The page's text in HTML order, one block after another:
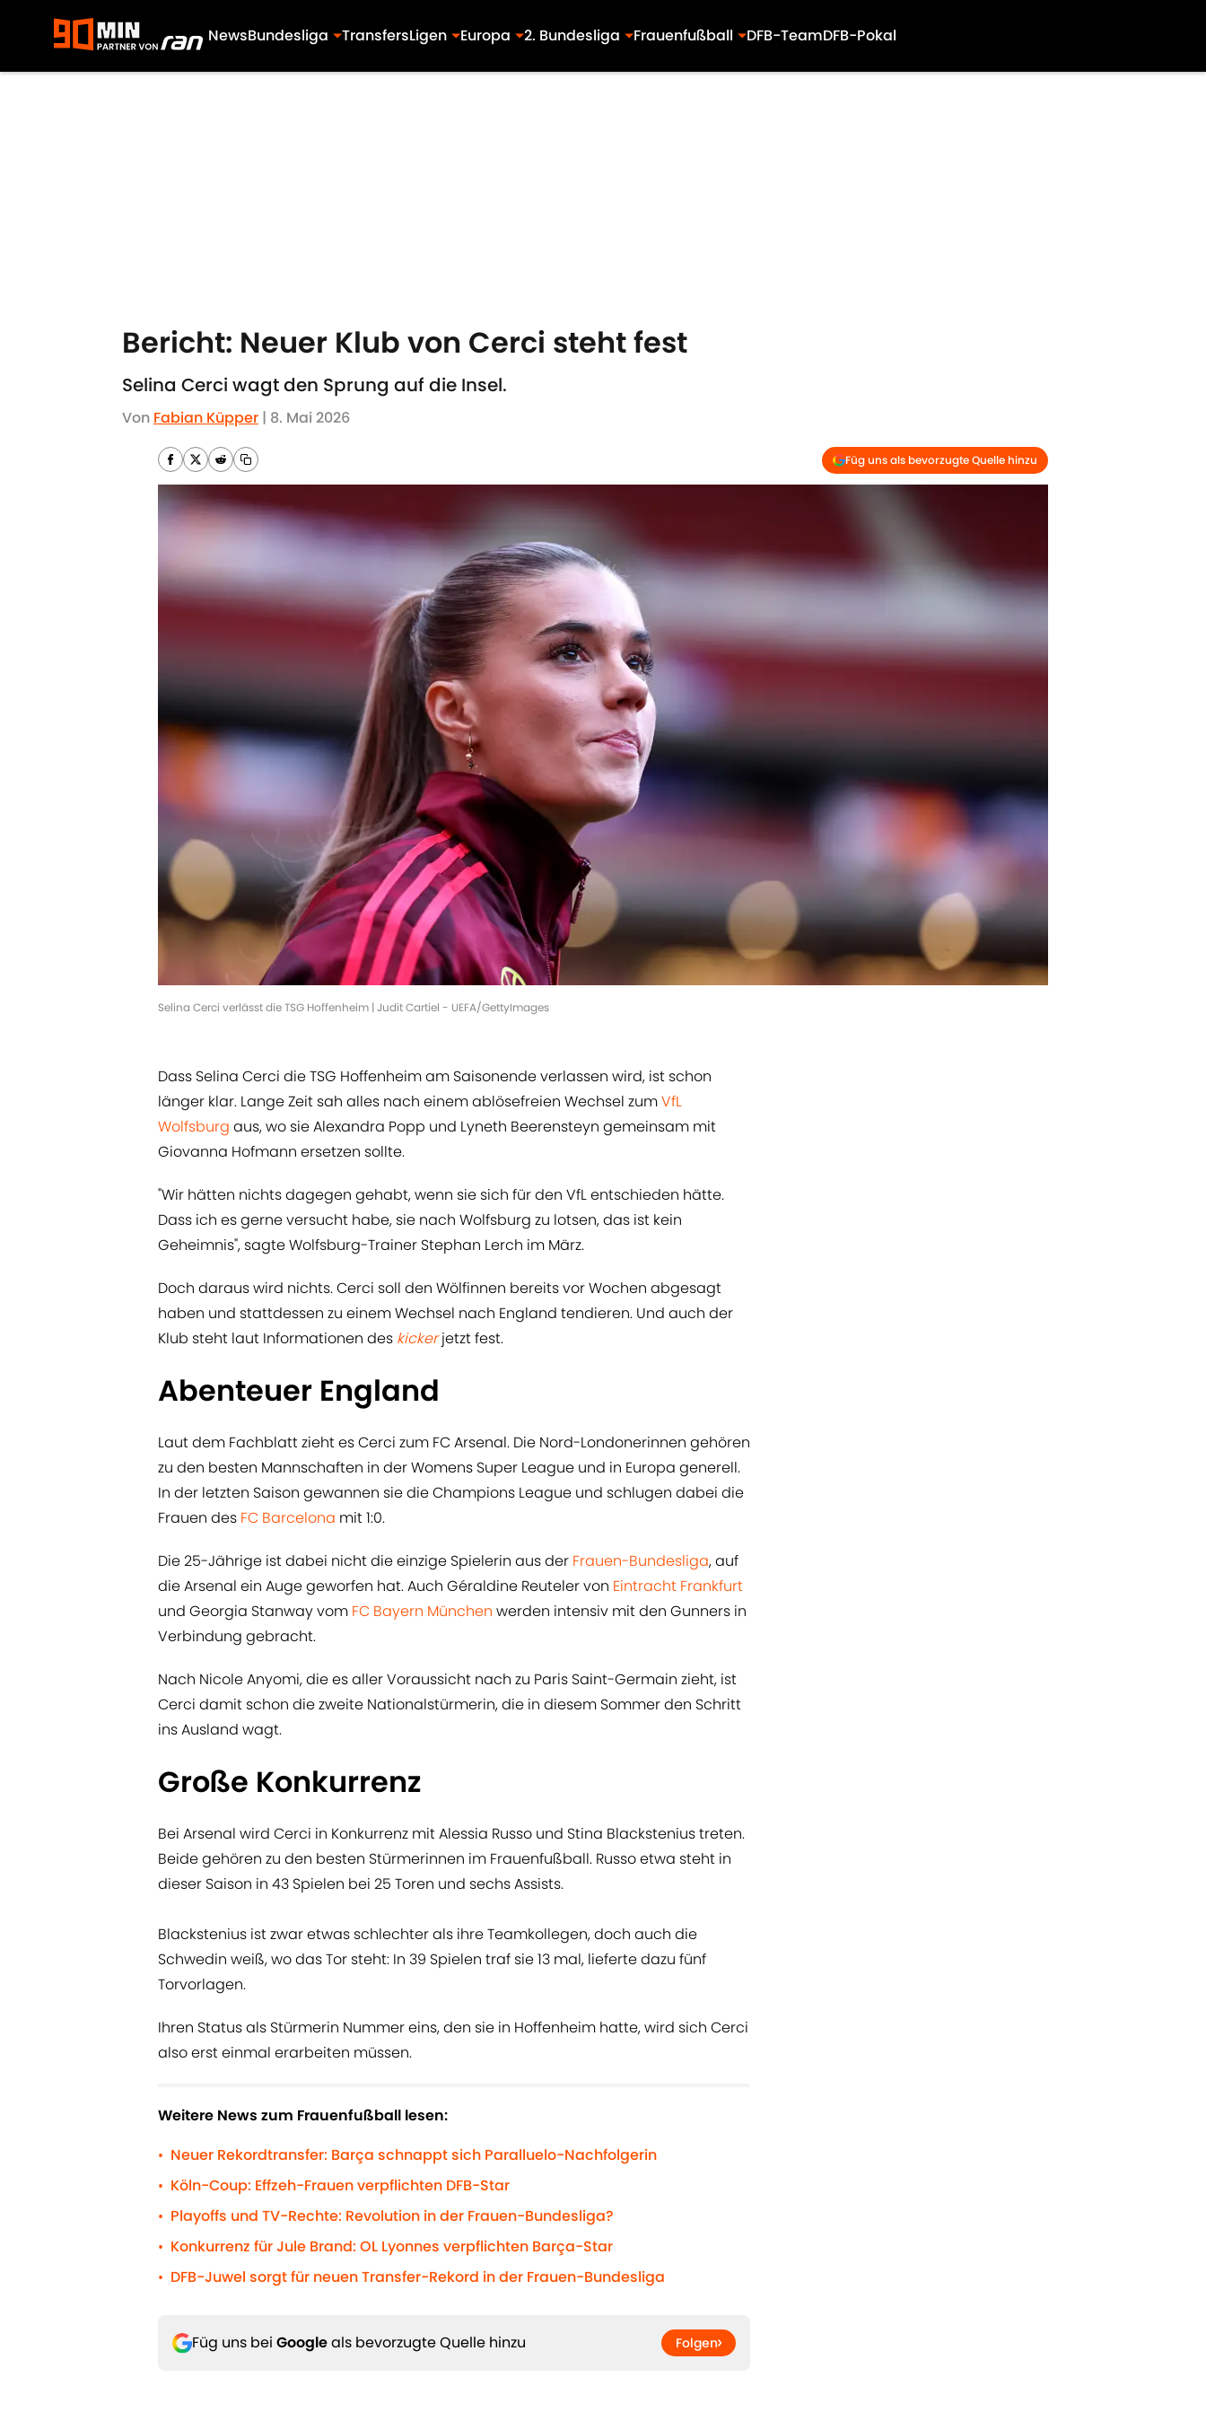
NewsBundesliga TransfersLigen Europa 2. Bundesliga Frauenfußball DFB-TeamDFB-Pokal
Bericht: Neuer Klub von Cerci steht fest
Selina Cerci wagt den Sprung auf die Insel.
Von Fabian Küpper | 8. Mai 2026
Füg uns als bevorzugte Quelle hinzu
Selina Cerci verlässt die TSG Hoffenheim | Judit Cartiel - UEFA/GettyImages
Dass Selina Cerci die TSG Hoffenheim am Saisonende verlassen wird, ist schon
länger klar. Lange Zeit sah alles nach einem ablösefreien Wechsel zumVfL
Wolfsburg aus, wo sie Alexandra Popp und Lyneth Beerensteyn gemeinsam mit
Giovanna Hofmann ersetzen sollte.
"Wir hätten nichts dagegen gehabt, wenn sie sich für den VfL entschieden hätte.
Dass ich es gerne versucht habe, sie nach Wolfsburg zu lotsen, das ist kein
Geheimnis", sagte Wolfsburg-Trainer Stephan Lerch im März.
Doch daraus wird nichts. Cerci soll den Wölfinnen bereits vor Wochen abgesagt
haben und stattdessen zu einem Wechsel nach England tendieren. Und auch der
Klub steht laut Informationen des kickerjetzt fest.
Abenteuer England
Laut dem Fachblatt zieht es Cerci zum FC Arsenal. Die Nord-Londonerinnen gehören
zu den besten Mannschaften in der Womens Super League und in Europa generell.
In der letzten Saison gewannen sie die Champions League und schlugen dabei die
Frauen des FC Barcelona mit 1:0.
Die 25-Jährige ist dabei nicht die einzige Spielerin aus der Frauen-Bundesliga, auf
die Arsenal ein Auge geworfen hat. Auch Géraldine Reuteler von Eintracht Frankfurt
und Georgia Stanway vom FC Bayern München werden intensiv mit den Gunners in
Verbindung gebracht.
Nach Nicole Anyomi, die es aller Voraussicht nach zu Paris Saint-Germain zieht, ist
Cerci damit schon die zweite Nationalstürmerin, die in diesem Sommer den Schritt
ins Ausland wagt.
Große Konkurrenz
Bei Arsenal wird Cerci in Konkurrenz mit Alessia Russo und Stina Blackstenius treten.
Beide gehören zu den besten Stürmerinnen im Frauenfußball. Russo etwa steht in
dieser Saison in 43 Spielen bei 25 Toren und sechs Assists.
Blackstenius ist zwar etwas schlechter als ihre Teamkollegen, doch auch die
Schwedin weiß, wo das Tor steht: In 39 Spielen traf sie 13 mal, lieferte dazu fünf
Torvorlagen.
Ihren Status als Stürmerin Nummer eins, den sie in Hoffenheim hatte, wird sich Cerci
also erst einmal erarbeiten müssen.
Weitere News zum Frauenfußball lesen:
• Neuer Rekordtransfer: Barça schnappt sich Paralluelo-Nachfolgerin
• Köln-Coup: Effzeh-Frauen verpflichten DFB-Star
• Playoffs und TV-Rechte: Revolution in der Frauen-Bundesliga?
• Konkurrenz für Jule Brand: OL Lyonnes verpflichten Barça-Star
• DFB-Juwel sorgt für neuen Transfer-Rekord in der Frauen-Bundesliga
Füg uns bei Googleals bevorzugte Quelle hinzu Folgen